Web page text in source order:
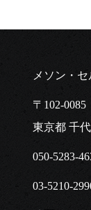
メソン・
〒102-0085
東京都 千
050-5283-
03-5210-